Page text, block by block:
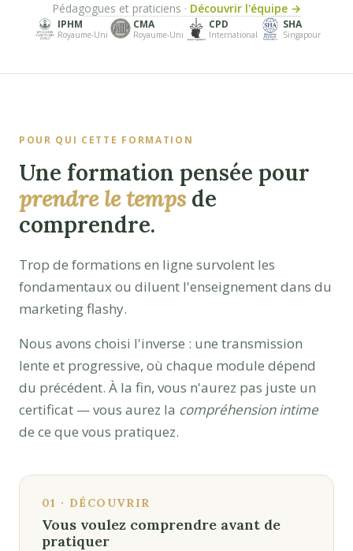
Pédagogues et praticiens · Découvrir l'équipe →
IPHM
Royaume-Uni
CMA
Royaume-Uni
CPD
International
SHA
Singapour
POUR QUI CETTE FORMATION
Une formation pensée pour
prendre le temps de
comprendre.
Trop de formations en ligne survolent les
fondamentaux ou diluent l'enseignement dans du
marketing flashy.
Nous avons choisi l'inverse : une transmission
lente et progressive, où chaque module dépend
du précédent. À la fin, vous n'aurez pas juste un
certificat — vous aurez la compréhension intime
de ce que vous pratiquez.
01 · DÉCOUVRIR
Vous voulez comprendre avant de
pratiquer